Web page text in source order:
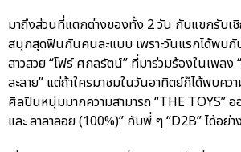
มาถึงส่วนที่แตกต่างของทั้ง 2 วัน กับแขกรับเ
สนุกสุดฟินกันคนละแบบ เพราะวันแรกได้พบกั
สาวสวย “โฟร์ ศกลรัตน์” ที่มาร่วมร้องในเพลง
ละลาย” แต่ถ้าใครมาชมในวันอาทิตย์ก็ได้พบควา
ศิลปินหนุ่มมากความสามารถ “THE TOYS” อ
และ ลาลาลอย (100%)” กับพี่ ๆ “D2B” ได้อ